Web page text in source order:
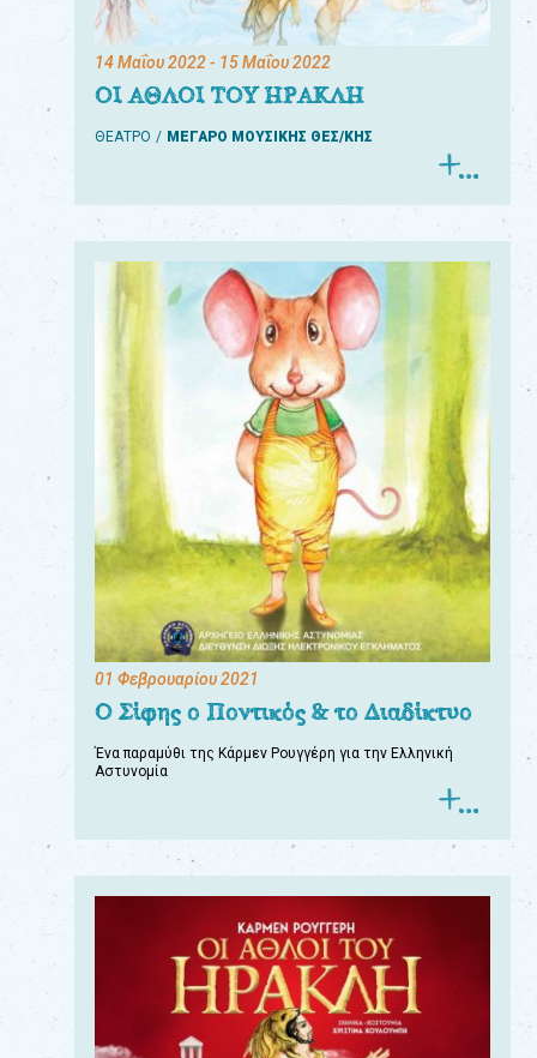
14 Μαΐου 2022- 15 Μαΐου 2022
ΟΙ ΑΘΛΟΙ ΤΟΥ ΗΡΑΚΛΗ
ΘΕΑΤΡΟ ΜΕΓΑΡΟ ΜΟΥΣΙΚΗΣ ΘΕΣ/ΚΗΣ
01 Φεβρουαρίου 2021
Ο Σίφης ο Ποντικός & το Διαδίκτυο
Ένα παραμύθι της Κάρμεν Ρουγγέρη για την Ελληνική
Αστυνομία